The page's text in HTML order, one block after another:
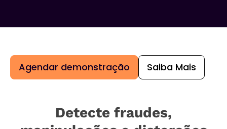
Detecte fraudes,
Agendar demonstração Saiba Mais